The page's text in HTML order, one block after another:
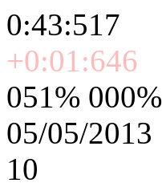
0:43:517
+0:01:646
051%
05/05/2013
10